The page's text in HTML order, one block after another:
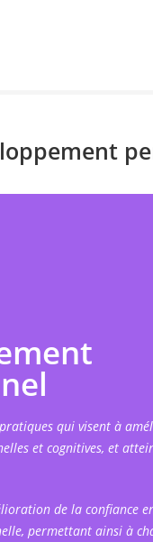
qui visent à
et cognitives, et
de la confiance
permettant ainsi à